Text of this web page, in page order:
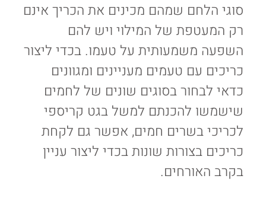
סוגי הלחם שמהם מכינים את הכריך אינם
רק המעטפת של המילוי ויש להם
השפעה משמעותית על טעמו. בכדי ליצור
כריכים עם טעמים מעניינים ומגוונים
כדאי לבחור בסוגים שונים של לחמים
שישמשו להכנתם למשל בגט קריספי
לכריכי בשרים חמים, אפשר גם לקחת
כריכים בצורות שונות בכדי ליצור עניין
בקרב האורחים.